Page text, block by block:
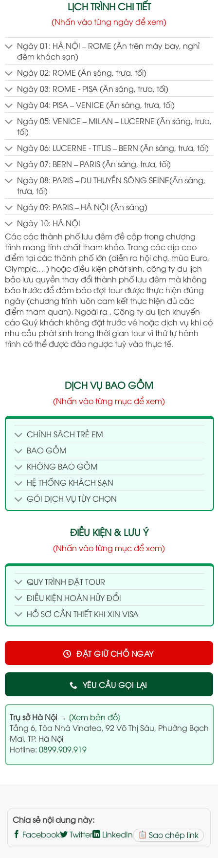
LỊCH TRÌNH CHI TIẾT
(Nhấn vào từng ngày để xem)
Ngày 01: HÀ NỘI – ROME (Ăn trên máy bay, nghỉ
đêm khách sạn)
Ngày 02: ROME (Ăn sáng, trưa, tối)
Ngày 03: ROME - PISA (Ăn sáng, trưa, tối)
Ngày 04: PISA – VENICE (Ăn sáng, trưa, tối)
Ngày 05: VENICE – MILAN – LUCERNE (Ăn sáng, trưa,
tối)
Ngày 06: LUCERNE - TITLIS – BERN (Ăn sáng, trưa, tối)
Ngày 07: BERN – PARIS (Ăn sáng, trưa, tối)
Ngày 08: PARIS – DU THUYỀN SÔNG SEINE(Ăn sáng,
trưa, tối)
Ngày 09: PARIS – HÀ NỘI (Ăn sáng)
Ngày 10: HÀ NỘI
Các các thành phố lưu đêm đề cập trong chương
trình mang tính chất tham khảo. Trong các dịp cao
điểm tại các thành phố lớn (diễn ra hội chợ, mùa Euro,
Olympic,…) hoặc điều kiện phát sinh, công ty du lịch
bảo lưu quyền thay đổi thành phố lưu đêm mà không
báo trước để đảm bảo đợt tour được thực hiện đúng
ngày (chương trình luôn cam kết thực hiện đủ các
điểm tham quan). Ngoài ra , Công ty du lịch khuyến
cáo Quý khách không đặt trước vé hoặc dịch vụ khi có
nhu cầu phát sinh trong thời gian tour vì thứ tự hành
trình có thể được đảo ngược tuỳ vào thực tế.
DỊCH VỤ BAO GỒM
(Nhấn vào từng mục để xem)
CHÍNH SÁCH TRẺ EM
BAO GỒM
KHÔNG BAO GỒM
HỆ THỐNG KHÁCH SẠN
GÓI DỊCH VỤ TÙY CHỌN
ĐIỀU KIỆN & LƯU Ý
(Nhấn vào từng mục để xem)
QUY TRÌNH ĐẶT TOUR
ĐIỀU KIỆN HOÀN HỦY ĐỔI
HỒ SƠ CẦN THIẾT KHI XIN VISA
YÊU CẦU GỌI LẠI
ĐẶT GIỮ CHỖ NGAY
Trụ sở Hà Nội→ [Xem bản đồ]
Tầng 6, Tòa Nhà Vinatea, 92 Võ Thị Sáu, Phường Bạch
Mai, TP. Hà Nội
Hotline: 0899.909.919
Chia sẻ nội dung này:
Facebook
Twitter LinkedIn Sao chép link